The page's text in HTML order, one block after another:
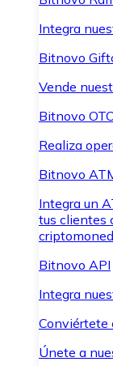
Integra
Bitnovo
Vende
Bitnovo OTC
Realiza
Bitnovo
Integra un
tus clientes
Bitnovo API
Integra
Conviértete
Únete a